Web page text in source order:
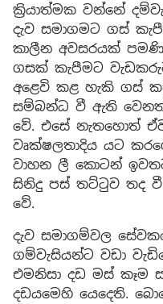
ක්‍රියාත්මක වන්නේ
දැව සමාගමට ගස්
කාලීන අවසරයක්
ගසක් කැපීමට
අළෙවි කළ හැකි ගස්
සම්බන්ධ වී ඇති වෙනත්
වේ. එසේ නැතහොත්
වෘක්ෂලතාදිය යට
වාහන ලී කොටන්
සිනිදු පස් තට්ටුව තද
වේ.
දැව සමාගම්වල
ගම්වැසියන්ට වඩා
එමනිසා දඩ මස් කෑම
දඩයමෙහි යෙදෙති.